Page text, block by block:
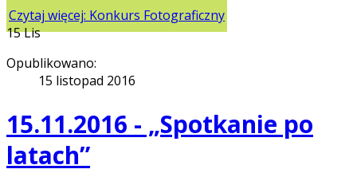
Czytaj więcej: Konkurs Fotograficzny
15Lis
Opublikowano:
15 listopad 2016
15.11.2016 - „Spotkanie po
latach”